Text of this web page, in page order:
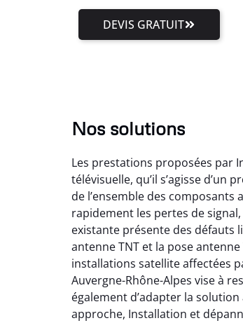
DEVIS GRATUIT
Nos solutions
Les prestations proposées par
télévisuelle, qu’il s’agisse
de l’ensemble des
rapidement les pertes de
existante présente des défauts
antenne TNT et la pose
installations satellite affectées
Auvergne-Rhône-Alpes vise à
également d’adapter la
approche, Installation et